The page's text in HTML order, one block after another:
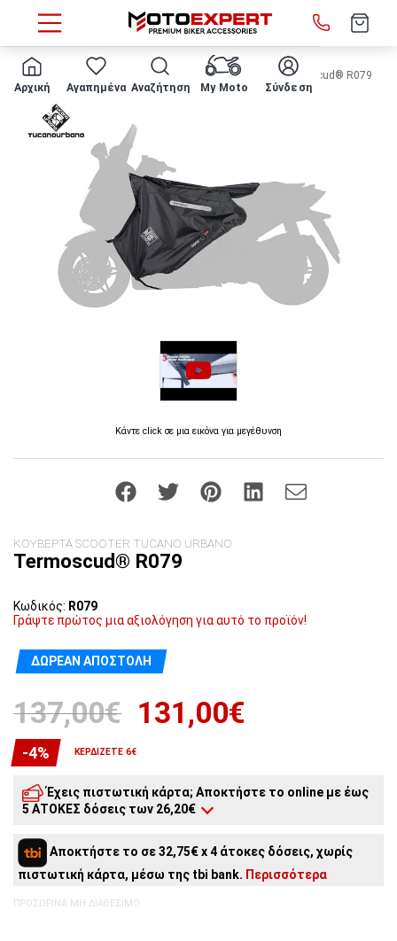
Αρχική Αγαπημένα Αναζήτηση My Moto Σύνδεση
HOME ΚΟΥΒΕΡΤΑ SCOOTER TUCANO URBANO - Termoscud® R079
Κάντε click σε μια εικόνα για μεγέθυνση
ΚΟΥΒΕΡΤΑ SCOOTER TUCANO URBANO
Termoscud® R079
Κωδικός: R079
Γράψτε πρώτος μια αξιολόγηση για αυτό το προϊόν!
ΔΩΡΕΆΝ ΑΠΟΣΤΟΛΉ
137,00€ 131,00€
-4% ΚΕΡΔΊΖΕΤΕ 6€
Έχεις πιστωτική κάρτα; Αποκτήστε το online με έως
5 ΑΤΟΚΕΣ δόσεις των 26,20€
4άτοκες δόσεις:32,75€/ μήνα
3άτοκες δόσεις:43,67€/ μήνα
2 άτοκες δόσεις:
Αποκτήστε το σε 32,75€ x 4 άτοκες δόσεις, χωρίς
πιστωτική κάρτα, μέσω της tbi bank. Περισσότερα
ΠΡΟΣΩΡΙΝΆ ΜΗ ΔΙΑΘΈΣΙΜΟ